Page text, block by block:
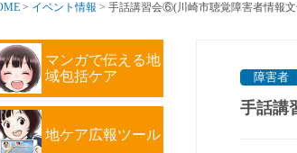
> イベント情報 > 手話講習会⑥(川崎市聴覚障害者情報
マンガで伝える地
域包括ケア
地ケア広報ツール
障害者
手話講